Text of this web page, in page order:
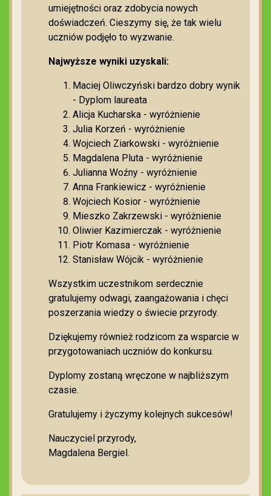
umiejętności oraz zdobycia nowych
doświadczeń. Cieszymy się, że tak wielu
uczniów podjęło to wyzwanie.
Najwyższe wyniki uzyskali:
Maciej Oliwczyński bardzo dobry wynik
- Dyplom laureata
Alicja Kucharska - wyróżnienie
Julia Korzeń - wyróżnienie
Wojciech Ziarkowski - wyróżnienie
Magdalena Pluta - wyróżnienie
Julianna Woźny - wyróżnienie
Anna Frankiewicz - wyróżnienie
Wojciech Kosior - wyróżnienie
Mieszko Zakrzewski - wyróżnienie
Oliwier Kazimierczak - wyróżnienie
Piotr Komasa - wyróżnienie
Stanisław Wójcik - wyróżnienie
Wszystkim uczestnikom serdecznie
gratulujemy odwagi, zaangażowania i chęci
poszerzania wiedzy o świecie przyrody.
Dziękujemy również rodzicom za wsparcie w
przygotowaniach uczniów do konkursu.
Dyplomy zostaną wręczone w najbliższym
czasie.
Gratulujemy i życzymy kolejnych sukcesów!
Nauczyciel przyrody,
Magdalena Bergiel.